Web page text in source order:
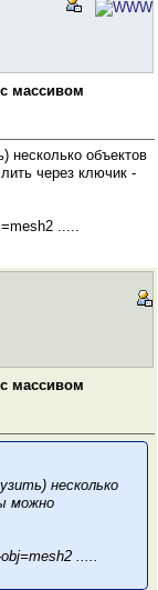
массивом
несколько объектов
через ключик -
.....
массивом
несколько
можно
.....